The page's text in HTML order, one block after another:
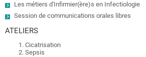
Les métiers d'Infirmier(ère)s en Infectiologie
Session de communications orales libres
ATELIERS
Cicatrisation
Sepsis